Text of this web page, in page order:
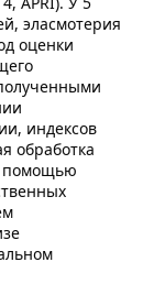
эласмотерия
оценки
индексов
обработка
помощью